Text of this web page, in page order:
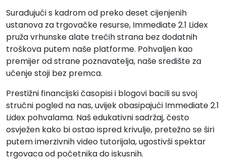
Surađujući s kadrom od preko deset cijenjenih
ustanova za trgovačke resurse, Immediate 2.1 Lidex
pruža vrhunske alate trećih strana bez dodatnih
troškova putem naše platforme. Pohvaljen kao
premijer od strane poznavatelja, naše središte za
učenje stoji bez premca.
Prestižni financijski časopisi i blogovi bacili su svoj
stručni pogled na nas, uvijek obasipajući Immediate 2.1
Lidex pohvalama. Naš edukativni sadržaj, često
osvježen kako bi ostao ispred krivulje, pretežno se širi
putem imerzivnih video tutorijala, ugostivši spektar
trgovaca od početnika do iskusnih.